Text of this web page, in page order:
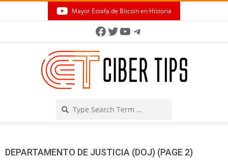
Mayor Estafa de Bitcoin en Historia
Facebook
Twitter
YouTube
Telegram
DEPARTAMENTO DE JUSTICIA (DOJ) (PAGE 2)